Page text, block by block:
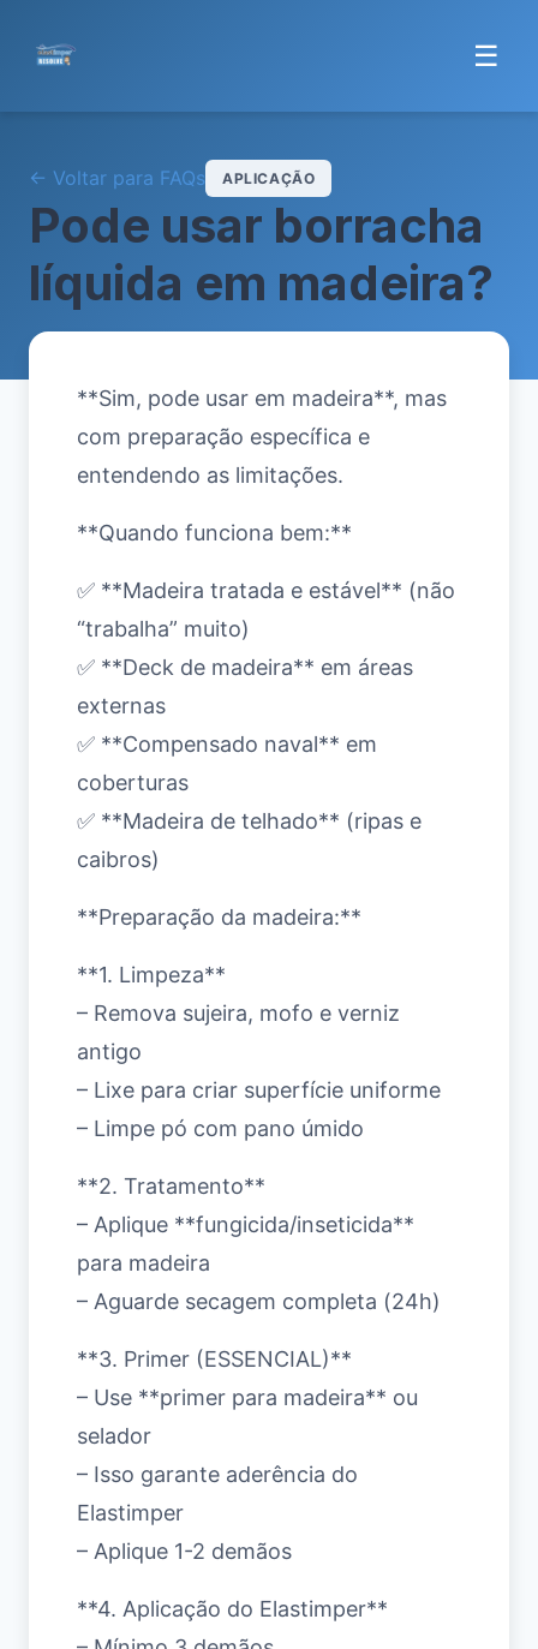
☰
← Voltar para FAQs APLICAÇÃO
Pode usar borracha
líquida em madeira?
**Sim, pode usar em madeira**, mas
com preparação específica e
entendendo as limitações.
**Quando funciona bem:**
✅ **Madeira tratada e estável** (não
“trabalha” muito)
✅ **Deck de madeira** em áreas
externas
✅ **Compensado naval** em
coberturas
✅ **Madeira de telhado** (ripas e
caibros)
**Preparação da madeira:**
**1. Limpeza**
– Remova sujeira, mofo e verniz
antigo
– Lixe para criar superfície uniforme
– Limpe pó com pano úmido
**2. Tratamento**
– Aplique **fungicida/inseticida**
para madeira
– Aguarde secagem completa (24h)
**3. Primer (ESSENCIAL)**
– Use **primer para madeira** ou
selador
– Isso garante aderência do
Elastimper
– Aplique 1-2 demãos
**4. Aplicação do Elastimper**